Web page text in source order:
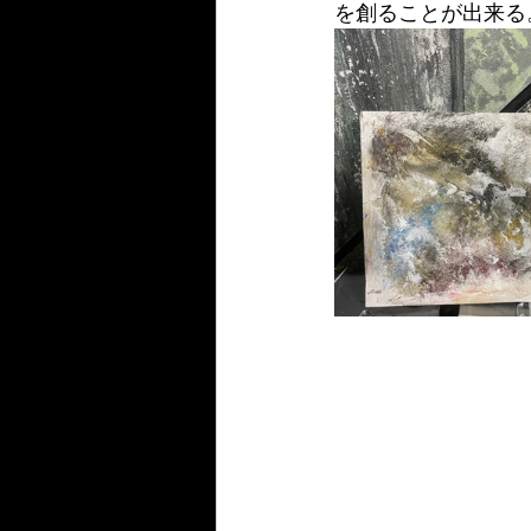
を創ることが出来る